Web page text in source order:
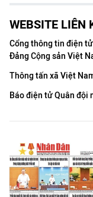
WEBSITE LIÊN
Cổng thông tin điện tử
Đảng Cộng sản Việt
Thông tấn xã Việt
Báo điện tử Quân đội